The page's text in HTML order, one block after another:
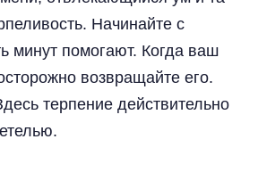
Начинайте с
минут помогают. Когда ваш
возвращайте его.
терпение действительно